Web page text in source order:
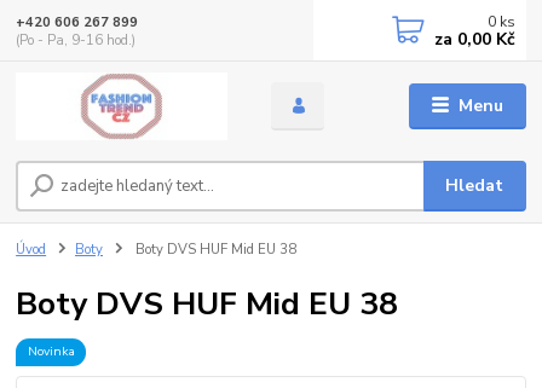
Menu
Hledat
+420 606 267 899
(Po - Pa, 9-16 hod.)
0 ks
za 0,00 Kč
Úvod Boty Boty DVS HUF Mid EU 38
Boty DVS HUF Mid EU 38
Novinka